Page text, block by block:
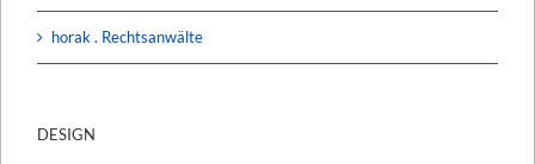
horak . Rechtsanwälte
DESIGN